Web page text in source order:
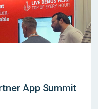
App Summit